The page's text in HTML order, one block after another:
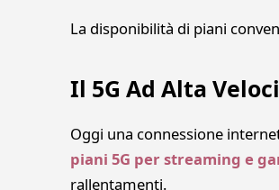
La disponibilità di piani
Il 5G Ad Alta
Oggi una connessione
piani 5G per streaming e
rallentamenti.